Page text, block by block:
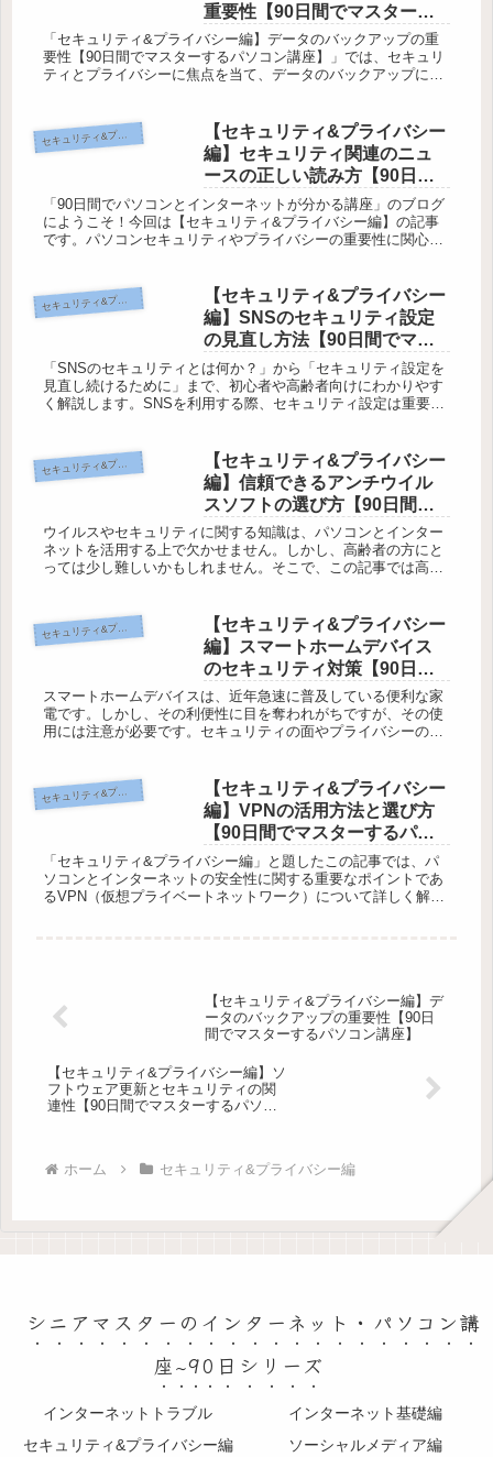
重要性【90日間でマスターす
るパソコン講座】
「セキュリティ&プライバシー編】データのバックアップの重
要性【90日間でマスターするパソコン講座】」では、セキュリ
ティとプライバシーに焦点を当て、データのバックアップにつ
セキュリティ&プライバシー編
【セキュリティ&プライバシー
編】セキュリティ関連のニュ
ースの正しい読み方【90日間
でマスターするパソコン講
座】
「90日間でパソコンとインターネットが分かる講座」のブログ
にようこそ！今回は【セキュリティ&プライバシー編】の記事
です。パソコンセキュリティやプライバシーの重要性に関心を
セキュリティ&プライバシー編
【セキュリティ&プライバシー
編】SNSのセキュリティ設定
の見直し方法【90日間でマス
ターするパソコン講座】
「SNSのセキュリティとは何か？」から「セキュリティ設定を
見直し続けるために」まで、初心者や高齢者向けにわかりやす
く解説します。SNSを利用する際、セキュリティ設定は重要で
セキュリティ&プライバシー編
【セキュリティ&プライバシー
編】信頼できるアンチウイル
スソフトの選び方【90日間で
マスターするパソコン講座】
ウイルスやセキュリティに関する知識は、パソコンとインター
ネットを活用する上で欠かせません。しかし、高齢者の方にと
っては少し難しいかもしれません。そこで、この記事では高齢
セキュリティ&プライバシー編
【セキュリティ&プライバシー
編】スマートホームデバイス
のセキュリティ対策【90日間
でマスターするパソコン講
座】
スマートホームデバイスは、近年急速に普及している便利な家
電です。しかし、その利便性に目を奪われがちですが、その使
用には注意が必要です。セキュリティの面やプライバシーの問
セキュリティ&プライバシー編
【セキュリティ&プライバシー
編】VPNの活用方法と選び方
【90日間でマスターするパソ
コン講座】
「セキュリティ&プライバシー編」と題したこの記事では、パ
ソコンとインターネットの安全性に関する重要なポイントであ
るVPN（仮想プライベートネットワーク）について詳しく解説
【セキュリティ&プライバシー編】デ
ータのバックアップの重要性【90日
間でマスターするパソコン講座】
【セキュリティ&プライバシー編】ソ
フトウェア更新とセキュリティの関
連性【90日間でマスターするパソコ
ホーム セキュリティ&プライバシー編
シニアマスターのインターネット・パソコン講
座~90日シリーズ
インターネットトラブル
インターネット基礎編
セキュリティ&プライバシー編
ソーシャルメディア編